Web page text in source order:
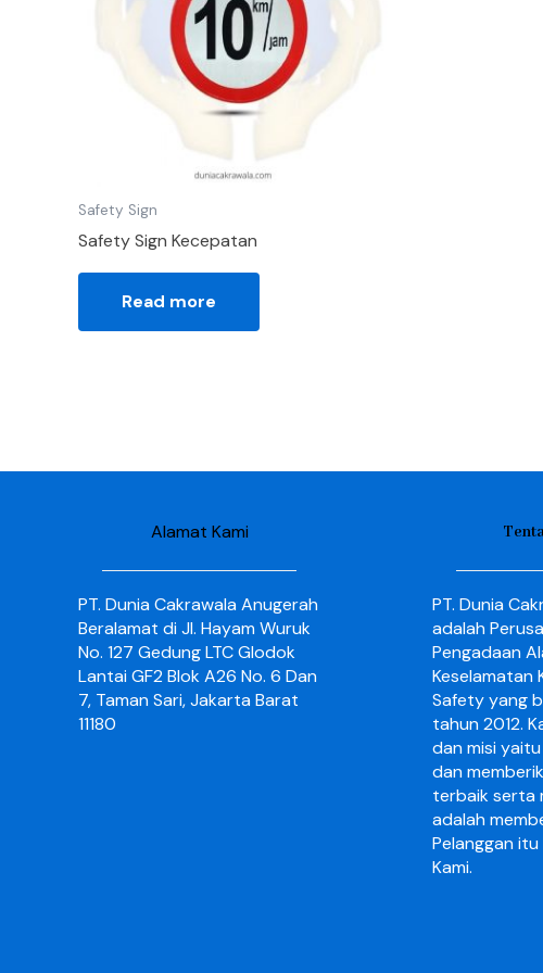
Safety Sign
Safety Sign Kecepatan
Read more
Alamat Kami
PT. Dunia Cakrawala Anugerah
Beralamat di Jl. Hayam Wuruk
No. 127 Gedung LTC Glodok
Lantai GF2 Blok A26 No. 6 Dan
7, Taman Sari, Jakarta Barat
11180
PT. Dunia
adalah
Pengadaan
Keselamatan
Safety yang
tahun 2012.
dan misi
dan
terbaik serta
adalah
Pelanggan
Kami.